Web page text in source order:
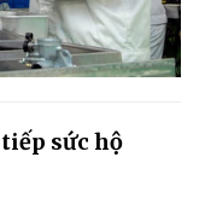
sức hộ